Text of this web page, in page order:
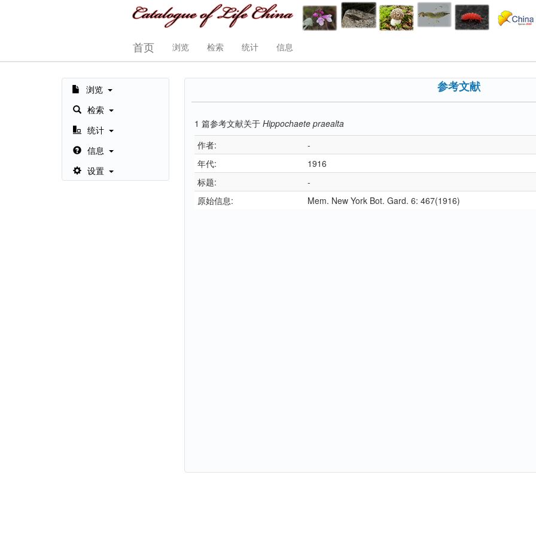
首页 浏览 检索 统计 信息
浏览
检索
统计
信息
设置
参考文献
1 篇参考文献关于 Hippochaete praealta
作者:
-
年代:
1916
标题:
-
原始信息:
Mem. New York Bot. Gard. 6: 467(1916)